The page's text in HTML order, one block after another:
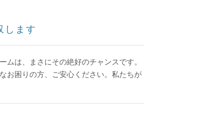
します
ムは、まさにその絶好のチャンスです。
お困りの方、ご安心ください。私たちが